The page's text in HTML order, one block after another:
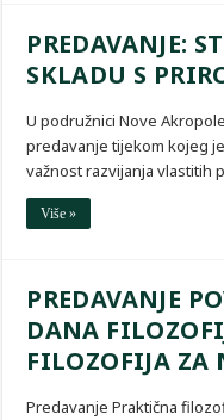
PREDAVANJE:
SKLADU S
U podružnici Nove
predavanje tijekom kojeg
važnost razvijanja vlastitih
Više »
PREDAVANJE
DANA
FILOZOFIJA ZA
Predavanje Praktična